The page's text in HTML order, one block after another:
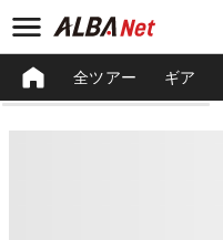
全ツアー ギア